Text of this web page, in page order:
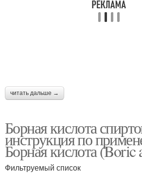
читать дальше →
Борная кислота
инструкция по
Борная кислота (Boric
Фильтруемый список